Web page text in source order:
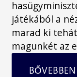
játékából a
marad ki
magunkét az
BŐVEBBEN